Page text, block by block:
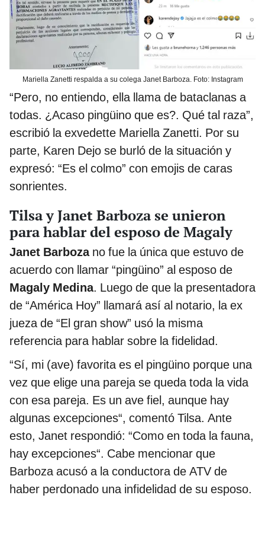
Mariella Zanetti respalda a su colega Janet Barboza. Foto: Instagram
“Pero, no entiendo, ella llama de bataclanas a
todas. ¿Acaso pingüino que es?. Qué tal raza”,
escribió la exvedette Mariella Zanetti. Por su
parte, Karen Dejo se burló de la situación y
expresó: “Es el colmo” con emojis de caras
sonrientes.
Tilsa y Janet Barboza se unieron
para hablar del esposo de Magaly
Janet Barboza no fue la única que estuvo de
acuerdo con llamar “pingüino” al esposo de
Magaly Medina. Luego de que la presentadora
de “América Hoy” llamará así al notario, la ex
jueza de “El gran show” usó la misma
referencia para hablar sobre la fidelidad.
“Sí, mi (ave) favorita es el pingüino porque una
vez que elige una pareja se queda toda la vida
con esa pareja. Es un ave fiel, aunque hay
algunas excepciones“, comentó Tilsa. Ante
esto, Janet respondió: “Como en toda la fauna,
hay excepciones“. Cabe mencionar que
Barboza acusó a la conductora de ATV de
haber perdonado una infidelidad de su esposo.